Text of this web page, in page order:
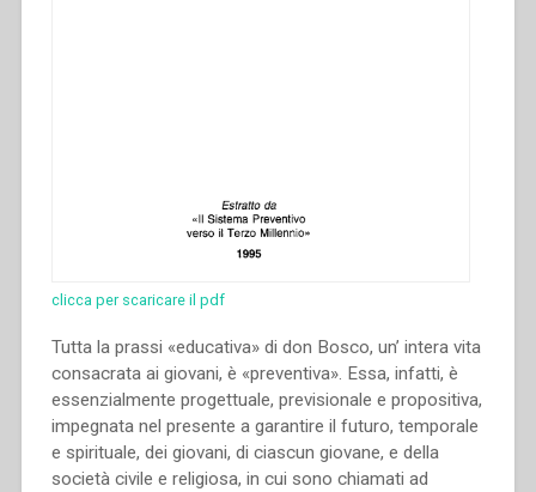
clicca per scaricare il pdf
Tutta la prassi «educativa» di don Bosco, un’ intera vita
consacrata ai giovani, è «preventiva». Essa, infatti, è
essenzialmente progettuale, previsionale e propositiva,
impegnata nel presente a garantire il futuro, temporale
e spirituale, dei giovani, di ciascun giovane, e della
società civile e religiosa, in cui sono chiamati ad